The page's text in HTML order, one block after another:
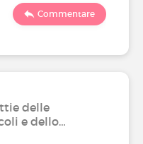
Commentare
delle
e dello…